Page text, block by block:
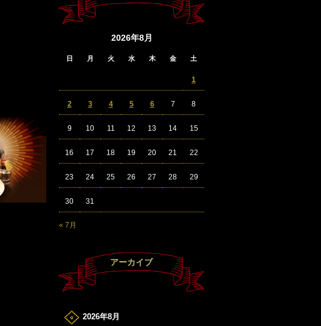
2026年8月
日 月 火 水 木 金 土
« 7月
1
2 3 4 5 6 7 8
9 10 11 12 13 14 15
16 17 18 19 20 21 22
23 24 25 26 27 28 29
30 31
アーカイブ
2026年8月